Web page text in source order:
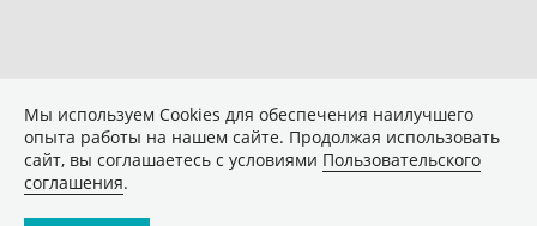
Мы используем Сookies для обеспечения наилучшего
опыта работы на нашем сайте. Продолжая использовать
сайт, вы соглашаетесь с условиями Пользовательского
соглашения.